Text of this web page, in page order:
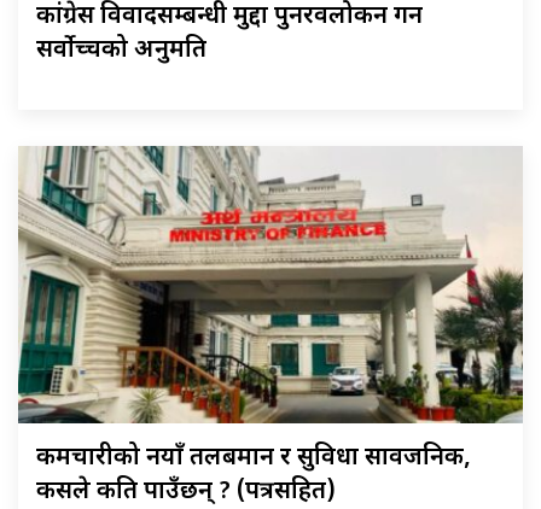
कांग्रेस विवादसम्बन्धी मुद्दा पुनरवलोकन गर्न
सर्वोच्चको अनुमति
कर्मचारीको नयाँ तलबमान र सुविधा सार्वजनिक,
कसले कति पाउँछन् ? (पत्रसहित)